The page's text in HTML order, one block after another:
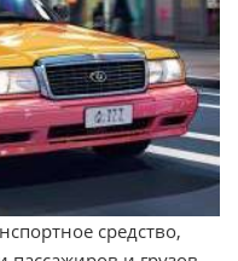
средство,